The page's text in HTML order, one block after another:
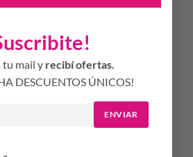
tu mail y recibí ofertas.
DESCUENTOS ÚNICOS!
ENVIAR